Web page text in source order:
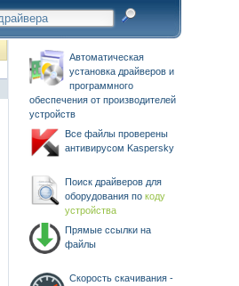
Автоматическая
установка драйверов и
программного
обеспечения от производителей
устройств
Все файлы проверены
антивирусом Kaspersky
Поиск драйверов для
оборудования по коду
устройства
Прямые ссылки на
файлы
Скорость скачивания -